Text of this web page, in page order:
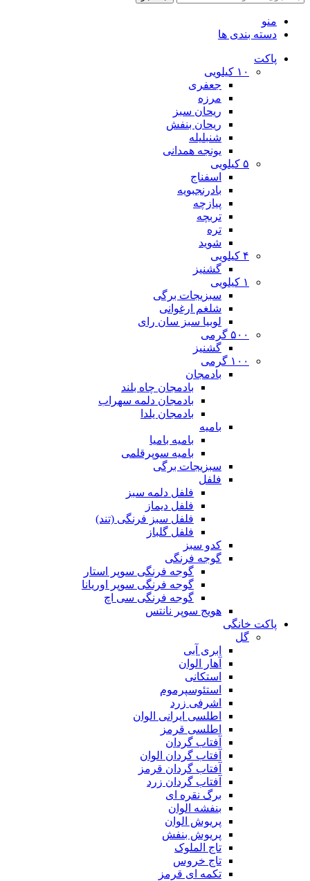
منو
دسته بندی ها
پاکت
۱۰ کیلویی
جعفری
مرزه
ریحان سبز
ریحان بنفش
شنبلیله
یونجه همدانی
۵ کیلویی
اسفناج
بادرنجبویه
پیازچه
تربچه
تره
شوید
۴ کیلویی
گشنیز
۱ کیلویی
سبزیجات برگی
شلغم ارغوانی
لوبیا سبز سان رای
۵۰۰ گرمی
گشنیز
۱۰۰ گرمی
بادمجان
بادمجان چاه بلند
بادمجان دلمه سهراب
بادمجان یلدا
بامیه
بامیه بامیا
بامیه سوپرقلمی
سبزیجات برگی
فلفل
فلفل دلمه سبز
فلفل دیماز
فلفل سبز فرنگی (تند)
فلفل گلباز
کدو سبز
گوجه فرنگی
گوجه فرنگی سوپر استار
گوجه فرنگی سوپر اوریانا
گوجه فرنگی سی اچ
هویج سوپر نانتس
پاکت خانگی
گل
ابری آبی
آهار الوان
استکانی
استئوسپرموم
اشرفی زرد
اطلسی ایرانی الوان
اطلسی قرمز
آفتاب گردان
آفتاب گردان الوان
آفتاب گردان قرمز
آفتاب گردان زرد
برگ نقره ای
بنفشه الوان
پریوش الوان
پریوش بنفش
تاج الملوک
تاج خروس
تکمه ای قرمز